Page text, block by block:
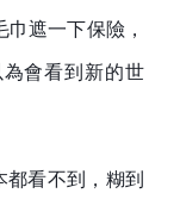
遮一下保險，
會看到新的世
看不到，糊到